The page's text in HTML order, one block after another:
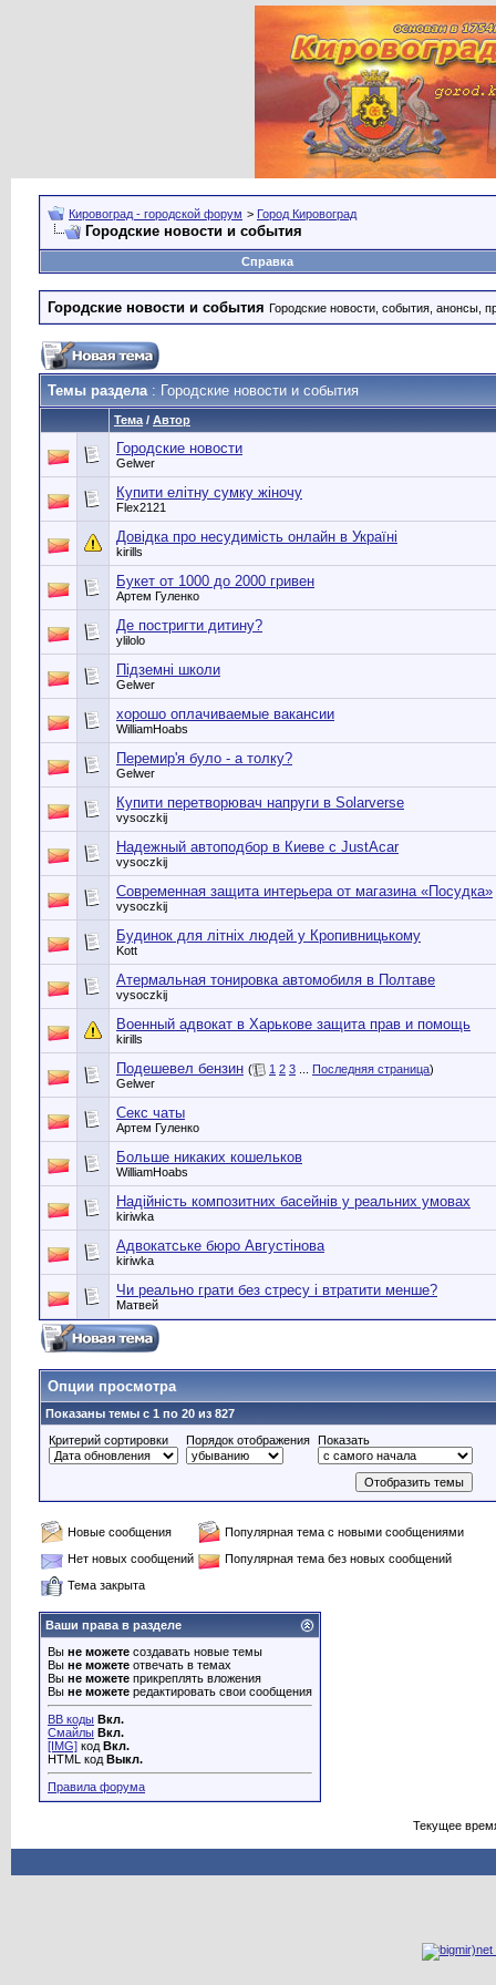
Кировоград - городской форум > Город Кировоград
Городские новости и события
Справка
Городские новости и события Городские новости, события, анонсы,
Темы раздела: Городские новости и события
Тема / Автор
Городские новости
Gelwer
Купити елітну сумку жіночу
Flex2121
Довідка про несудимість онлайн в Україні
kirills
Букет от 1000 до 2000 гривен
Артем Гуленко
Де постригти дитину?
ylilolo
Підземні школи
Gelwer
хорошо оплачиваемые вакансии
WilliamHoabs
Перемир'я було - а толку?
Gelwer
Купити перетворювач напруги в Solarverse
vysoczkij
Надежный автоподбор в Киеве с JustAcar
vysoczkij
Современная защита интерьера от магазина «Посудка»
vysoczkij
Будинок для літніх людей у Кропивницькому
Kott
Атермальная тонировка автомобиля в Полтаве
vysoczkij
Военный адвокат в Харькове защита прав и помощь
kirills
Подешевел бензин ( 1 2 3 Последняя страница)
Gelwer
Секс чаты
Артем Гуленко
Больше никаких кошельков
WilliamHoabs
Надійність композитних басейнів у реальних умовах
kiriwka
Адвокатське бюро Августінова
kiriwka
Чи реально грати без стресу і втратити менше?
Матвей
Опции просмотра
Показаны темы с 1 по 20 из 827
Критерий сортировки
Порядок отображения Показать
Новые сообщения
Популярная тема с новыми сообщениями
Нет новых сообщений
Популярная тема без новых сообщений
Тема закрыта
Ваши права в разделе
Вы не можете создавать новые темы
Вы не можете отвечать в темах
Вы не можете прикреплять вложения
Вы не можете редактировать свои сообщения
BB коды Вкл.
Смайлы Вкл.
[IMG] код Вкл.
HTML код Выкл.
Правила форума
Текущее